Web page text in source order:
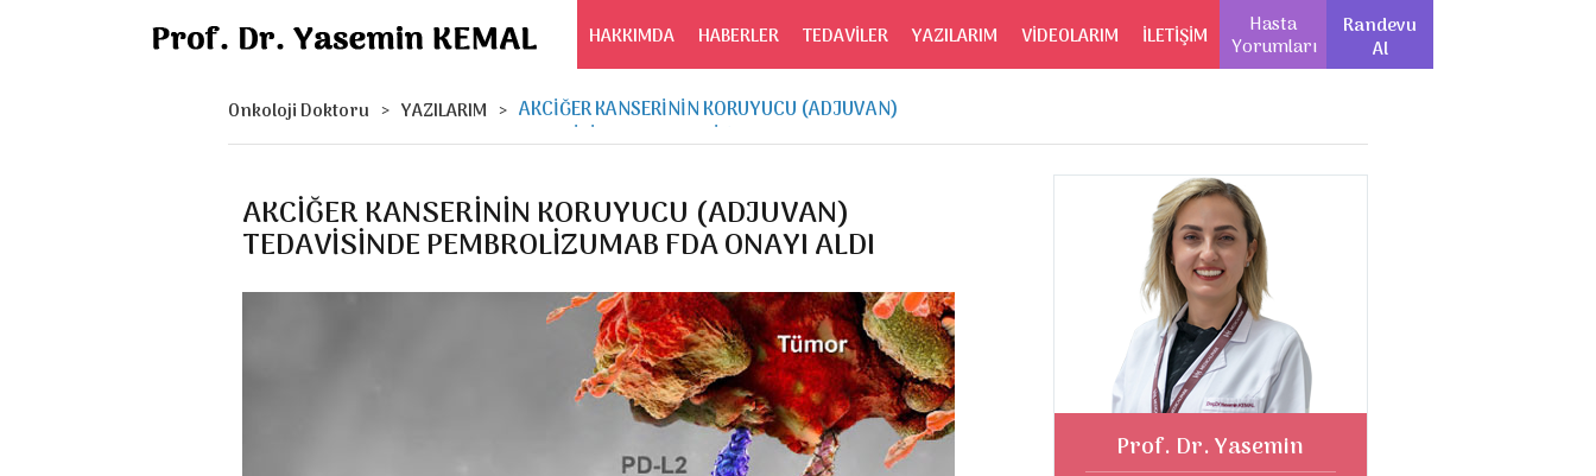
HAKKIMDA HABERLER TEDAVİLER YAZILARIM VİDEOLARIM İLETİŞİM Hasta
Yorumları
Randevu
Al
Onkoloji Doktoru YAZILARIM
AKCİĞER KANSERİNİN KORUYUCU (ADJUVAN)
TEDAVİSİNDE PEMBROLİZUMAB FDA ONAYI ALDI
AKCİĞER KANSERİNİN KORUYUCU (ADJUVAN)
TEDAVİSİNDE PEMBROLİZUMAB FDA ONAYI ALDI
Prof. Dr. Yasemin